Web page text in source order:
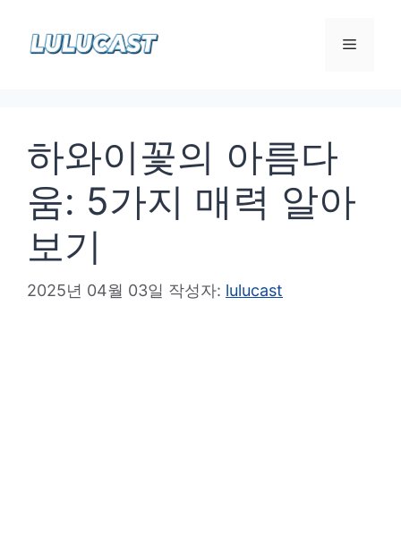
메
하와이꽃의 아름다
움: 5가지 매력 알아
보기
2025년 04월 03일 작성자: lulucast